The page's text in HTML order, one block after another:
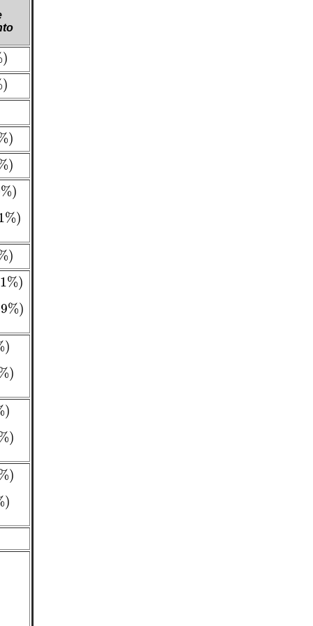
)
)
)
)
%)
%)
)
1%)
9%)
)
)
)
)
)
)